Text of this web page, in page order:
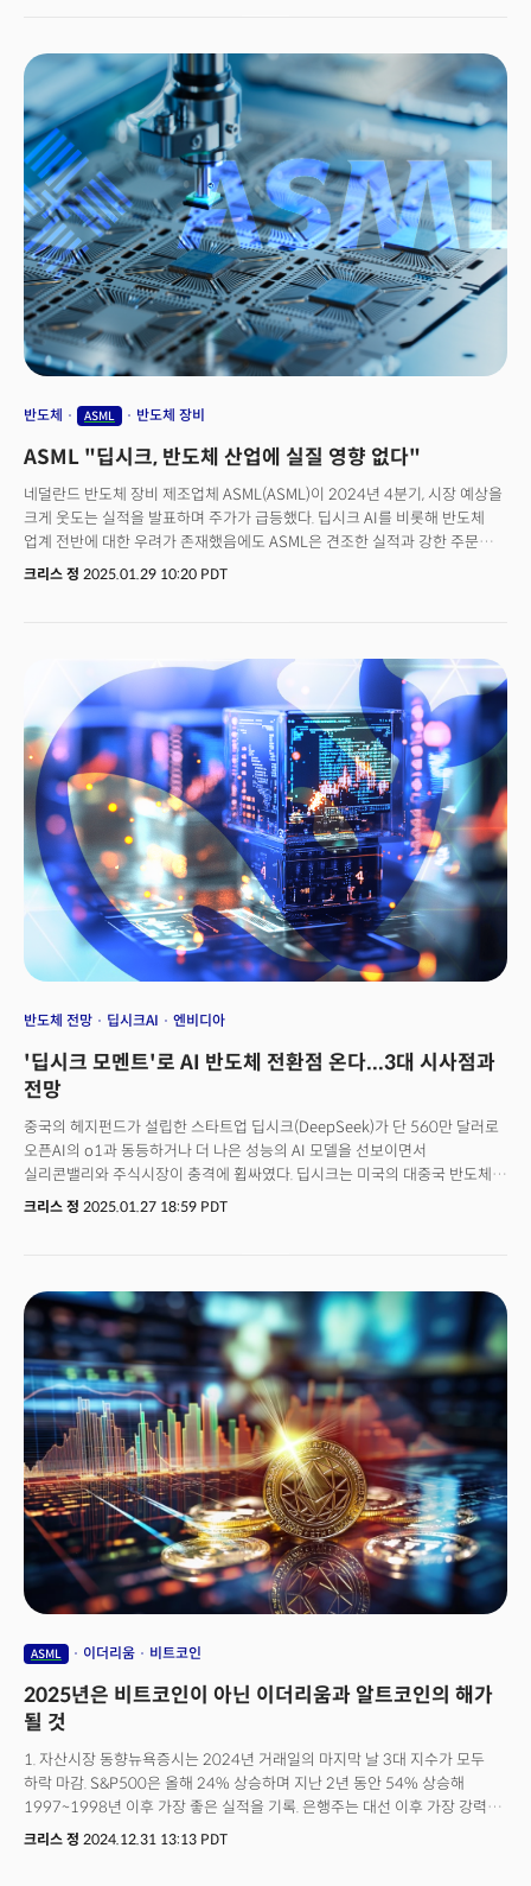
기업들의 주가가 크게 움직이지 않고 보합세를 보였다면 올해는 단기적으로
등락을 거듭하며 조정을 받고 있다는 점입니다. 실제 지금까지 AI 반도체
시장을 지배하던 엔비디아는 올해 초 고점에서 20% 이상 하락하며 본격적인
조정 장세로 돌입했습니다. 반도체 지수는 올해 상당히 심각한 하락세를
보이며 전반적인 시장이 위축되고 있는 모양새입니다. AI 투자 트렌드가
반도체에서 소프트웨어와 서비스(SaaS)로 전환되면서 이 부문에 대한 관심이
높아지고 있지만 올해는 조금 위험해 보입니다. 미국 경제에 대한 성장 위험이
커지면서 등락폭이 크게 확대되고 있기 때문입니다. 지금까지 소프트웨어
분야를 주도하던 팔란티어는 2월 이후의 고점에서 단 일주일만에 37%가
폭락하며 엄청난 변동성을 보이고 있습니다. 소프트웨어와 서비스 기업들이
AI에 수혜를 받으며 마진에 대한 기대가 커지고 있는 것은 분명하지만 최근 몇
달 간 세 자릿수 수준의 고속 성장을 했다는 점을 감안하면 밸류에이션에 대한
불안이 있는 것은 분명합니다. 이제 AI 투자도 섹터 내에서 기업별 경쟁력과
실적 개선 가능성을 면밀히 분석해야 할 시점입니다. 경기침체에 대한 위험이
투자가 아닌 성장성과 실적의 균형, 그리고 밸류에이션의 균형을 맞출 수 있는
반도체 ASML 반도체 장비
ASML "딥시크, 반도체 산업에 실질 영향 없다"
네덜란드 반도체 장비 제조업체 ASML(ASML)이 2024년 4분기, 시장 예상을
크게 웃도는 실적을 발표하며 주가가 급등했다. 딥시크 AI를 비롯해 반도체
업계 전반에 대한 우려가 존재했음에도 ASML은 견조한 실적과 강한 주문
증가를 바탕으로 투자자들의 신뢰를 다시 한번 입증했다.ASML의 4분기
분기 대비 169% 급증했다는 것이다. 이는 반도체 장비에 대한 수요가 여전히
강하다는 신호로 해석된다. 실적 발표 이후 ASML의 주가는 장중 한때 11%
급등하기도 했으나 이후 상승폭이 일부 축소되며 최종적으로 7.4% 상승
마감했다.
크리스 정 2025.01.29 10:20 PDT
반도체 전망 딥시크AI 엔비디아
'딥시크 모멘트'로 AI 반도체 전환점 온다...3대 시사점과
전망
중국의 헤지펀드가 설립한 스타트업 딥시크(DeepSeek)가 단 560만 달러로
오픈AI의 o1과 동등하거나 더 나은 성능의 AI 모델을 선보이면서
실리콘밸리와 주식시장이 충격에 휩싸였다. 딥시크는 미국의 대중국 반도체
제재로 인해 엔비디아(NVDA)의 최신 H100 칩 대신 저사양 H800 GPU
인프라 수요를 최전선에서 이끄는 기업들에 대한 의문이 제기됐다. 압도적인
비용 효율성을 보여주는 기술이 공개된 지금 "최첨단 반도체와 장비에 대한
막대한 자본 지출이 계속될 수 있을 것인가?"라는 의문이었다. 월가의 의견은
엇갈리는 양상이다. 가시성이 확보될 때까지 관망해야 한다는 의견과 AI
인프라 시장의 개선된 효율성이 수요를 더 자극할 것이란 의견이 부딪히고
있다. 하지만 딥시크 사태는 결론적으로 미국과 중국의 기술 패권전쟁의 한
면을 투영하는 이벤트라 할 수 있다. 딥시크 AI가 중국의 '스푸트니크
모멘트'라는 의견도 제시되는 가장 큰 이유는 미국의 강력한 반도체 제재에도
미국의 최첨단 AI 모델을 바짝 추격했다는 점일 것이다. 이제 시장은 트럼프
시대를 맞아 본격적인 AI 군비경쟁 시대를 열 것이다. 딥시크 사태가 초래할 AI
자본시장의 변화 가능성과 시사점을 살펴본다.
크리스 정 2025.01.27 18:59 PDT
ASML 이더리움 비트코인
2025년은 비트코인이 아닌 이더리움과 알트코인의 해가
될 것
1. 자산시장 동향뉴욕증시는 2024년 거래일의 마지막 날 3대 지수가 모두
하락 마감. S&P500은 올해 24% 상승하며 지난 2년 동안 54% 상승해
1997~1998년 이후 가장 좋은 실적을 기록. 은행주는 대선 이후 가장 강력한
상승세를 보인 섹터 중 하나로 JP모건(JPM)과 골드만삭스(GS)는 연초 이래
크리스 정 2024.12.31 13:13 PDT